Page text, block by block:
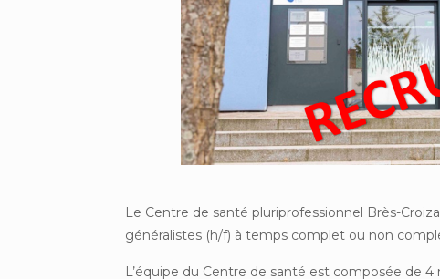
Le Centre de santé pluriprofessionnel Brès-
généralistes (h/f) à temps complet ou non
L’équipe du Centre de santé est composée de